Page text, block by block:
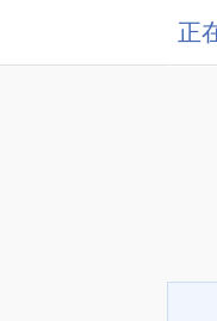
正